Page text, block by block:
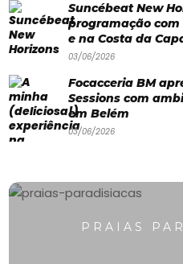
Suncébeat New
programação
e na Costa da
03/06/2026
Focacceria BM
Sessions com
em Belém
03/06/2026
PRAIAS